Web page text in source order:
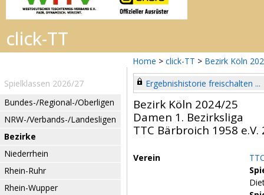
Home > click-TT > Bezirk Köln
Spielklassen 2026/27
Bundes-/Regional-/Oberligen
NRW-/Verbands-/Landesligen
Bezirke
Niederrhein
Rhein-Ruhr
Rhein-Wupper
Ergebnishistorie freischalten ...
Bezirk Köln 2024/25
Damen 1. Bezirksliga
TTC Bärbroich 1958
Verein